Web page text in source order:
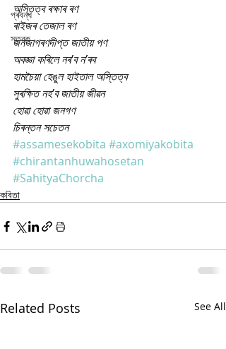
প্ৰবন্ধ
স্তৱক
অস্তিত্ব ৰক্ষাৰ ৰণ
ৰাইজৰ তেজাল ৰণ
জনজাগৰণদীপ্ত জাতীয় পণ
অবজ্ঞা কৰিলে নৰ’ব ন’ৰব
হামচৈয়া হেঙুল হাইতাল অস্তিত্ব
সুৰক্ষিত নহ’ব জাতীয় জীৱন
হোৱা হোৱা জনগণ
চিৰন্তন সচেতন
#assamesekobita #axomiyakobita
#chirantanhuwahosetan
#SahityaChorcha
কবিতা
Related Posts See All